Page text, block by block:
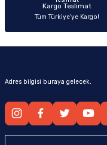
Kargo Teslimat
Tüm Türkiye’ye Kargo!
Adres bilgisi buraya gelecek.